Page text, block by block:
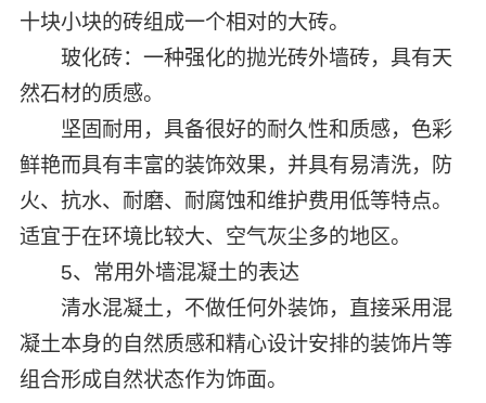
十块小块的砖组成一个相对的大砖。
玻化砖：一种强化的抛光砖外墙砖，具有天
然石材的质感。
坚固耐用，具备很好的耐久性和质感，色彩
鲜艳而具有丰富的装饰效果，并具有易清洗，防
火、抗水、耐磨、耐腐蚀和维护费用低等特点。
适宜于在环境比较大、空气灰尘多的地区。
5、常用外墙混凝土的表达
清水混凝土，不做任何外装饰，直接采用混
凝土本身的自然质感和精心设计安排的装饰片等
组合形成自然状态作为饰面。